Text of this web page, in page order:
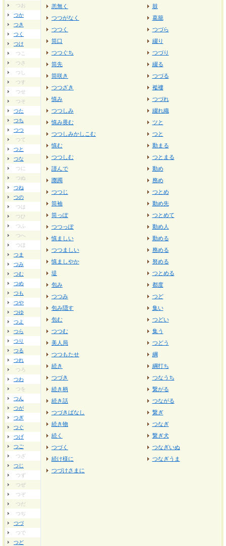
つお
つか
つき
つく
つけ
つこ
つさ
つし
つす
つせ
つそ
つた
つち
つつ
つて
つと
つな
つに
つぬ
つね
つの
つは
つひ
つふ
つへ
つほ
つま
つみ
つむ
つめ
つも
つや
つゆ
つよ
つら
つり
つる
つれ
つろ
つわ
つを
つん
つが
つぎ
つぐ
つげ
つご
つざ
つじ
つず
つぜ
つぞ
つだ
つぢ
つづ
つで
つど
恙無く
つつがなく
つつく
筒口
つつぐち
筒先
筒咲き
つつざき
慎み
つつしみ
慎み畏む
つつしみかしこむ
慎む
つつしむ
謹んで
躑躅
つつじ
筒袖
筒っぽ
つつっぽ
慎ましい
つつましい
慎ましやか
堤
包み
つつみ
包み隠す
包む
つつむ
美人局
つつもたせ
続き
つづき
続き柄
続き話
つづきばなし
続き物
続く
つづく
続け様に
つづけさまに
鼓
葛籠
つづら
綴り
つづり
綴る
つづる
襤褸
つづれ
綴れ織
ツと
つと
勤まる
つとまる
勤め
務め
つとめ
勤め先
つとめて
勤め人
勤める
務める
努める
つとめる
都度
つど
集い
つどい
集う
つどう
綱
綱打ち
つなうち
繋がる
つながる
繋ぎ
つなぎ
繋ぎ犬
つなぎいぬ
つなぎうま